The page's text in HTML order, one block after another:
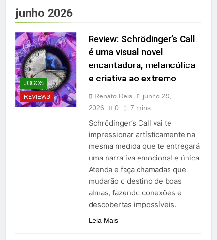
junho 2026
JOGOS
REVIEWS
Review: Schrödinger’s Call
é uma visual novel
encantadora, melancólica
e criativa ao extremo
Renato Reis
junho 29,
2026
0 7 mins
Schrödinger’s Call vai te
impressionar artísticamente na
mesma medida que te entregará
uma narrativa emocional e única.
Atenda e faça chamadas que
mudarão o destino de boas
almas, fazendo conexões e
descobertas impossíveis.
Leia Mais